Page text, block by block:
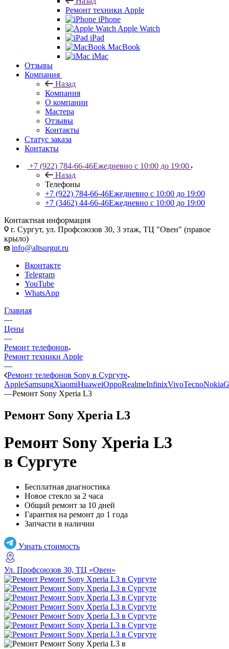
Ремонт техники Apple
iPhone
Apple Watch
iPad
MacBook
iMac
Отзывы
Компания
Назад
Компания
О компании
Мастера
Отзывы
Контакты
Статус заказа
Контакты
+7 (922) 784-66-46Ежедневно с 10:00 до 19:00
Назад
Телефоны
+7 (922) 784-66-46Ежедневно с 10:00 до 19:00
+7 (3462) 44-66-46Ежедневно с 10:00 до 19:00
Контактная информация
г. Сургут, ул. Профсоюзов 30, 3 этаж, ТЦ "Овен" (правое
крыло)
info@altsurgut.ru
Вконтакте
Telegram
YouTube
WhatsApp
Главная
—
Цены
—
Ремонт телефонов
Ремонт техники Apple
—
Ремонт телефонов Sony в Сургуте
AppleSamsungXiaomiHuaweiOppoRealmeInfinixVivoTecnoNokia
—Ремонт Sony Xperia L3
Ремонт Sony Xperia L3
Ремонт Sony Xperia L3
в Сургуте
Бесплатная диагностика
Новое стекло за 2 часа
Общий ремонт за 10 дней
Гарантия на ремонт до 1 года
Запчасти в наличии
Узнать стоимость
Ул. Профсоюзов 30, ТЦ «Овен»